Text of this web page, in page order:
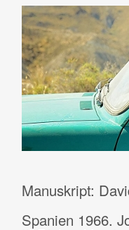
Manuskript:
Spanien 1966.